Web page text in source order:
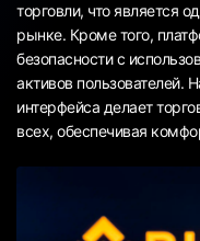
торговли, что является
рынке. Кроме того,
безопасности с
активов пользователей.
интерфейса делает
всех, обеспечивая